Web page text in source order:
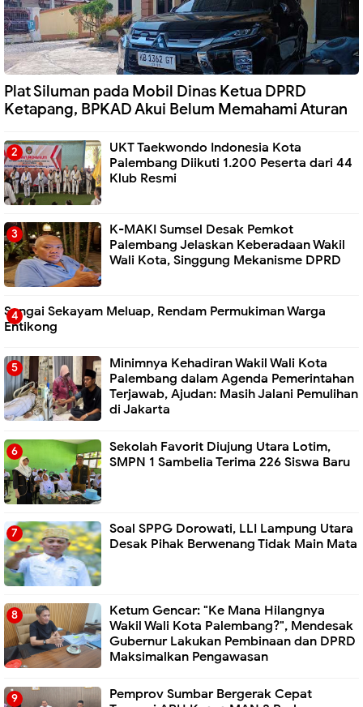
Plat Siluman pada Mobil Dinas Ketua DPRD
Ketapang, BPKAD Akui Belum Memahami Aturan
UKT Taekwondo Indonesia Kota
Palembang Diikuti 1.200 Peserta dari 44
Klub Resmi
K-MAKI Sumsel Desak Pemkot
Palembang Jelaskan Keberadaan Wakil
Wali Kota, Singgung Mekanisme DPRD
Sungai Sekayam Meluap, Rendam Permukiman Warga
Entikong
Minimnya Kehadiran Wakil Wali Kota
Palembang dalam Agenda Pemerintahan
Terjawab, Ajudan: Masih Jalani Pemulihan
di Jakarta
Sekolah Favorit Diujung Utara Lotim,
SMPN 1 Sambelia Terima 226 Siswa Baru ‎
Soal SPPG Dorowati, LLI Lampung Utara
Desak Pihak Berwenang Tidak Main Mata
Ketum Gencar: "Ke Mana Hilangnya
Wakil Wali Kota Palembang?", Mendesak
Gubernur Lakukan Pembinaan dan DPRD
Maksimalkan Pengawasan
Pemprov Sumbar Bergerak Cepat